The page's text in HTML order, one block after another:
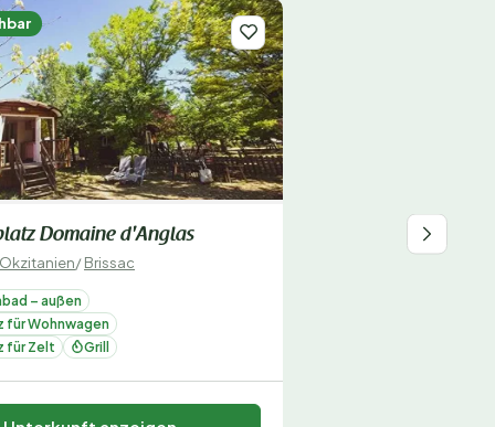
Domaine d'Anglas
Okzitanien/Brissac
– außen
für Wohnwagen
für Zelt
Grill